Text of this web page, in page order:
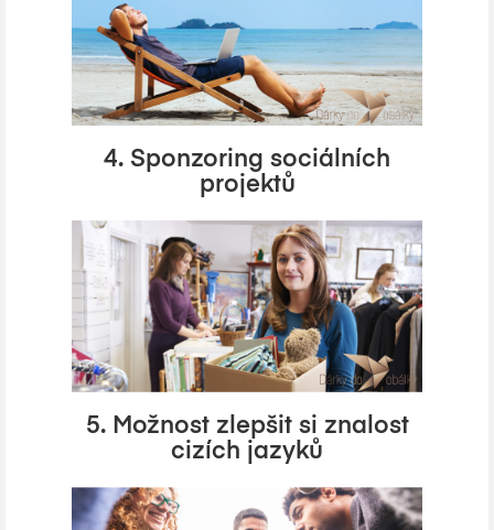
4. Sponzoring sociálních
projektů
5. Možnost zlepšit si znalost
cizích jazyků